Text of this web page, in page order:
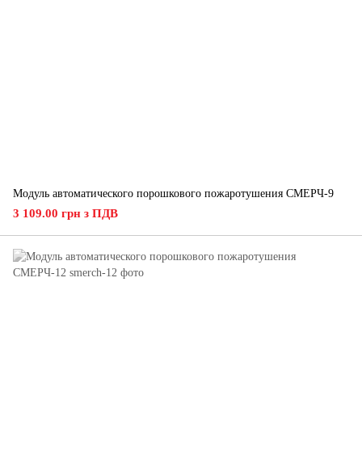
Модуль автоматического порошкового пожаротушения СМЕРЧ-9
3 109.00 грн з ПДВ